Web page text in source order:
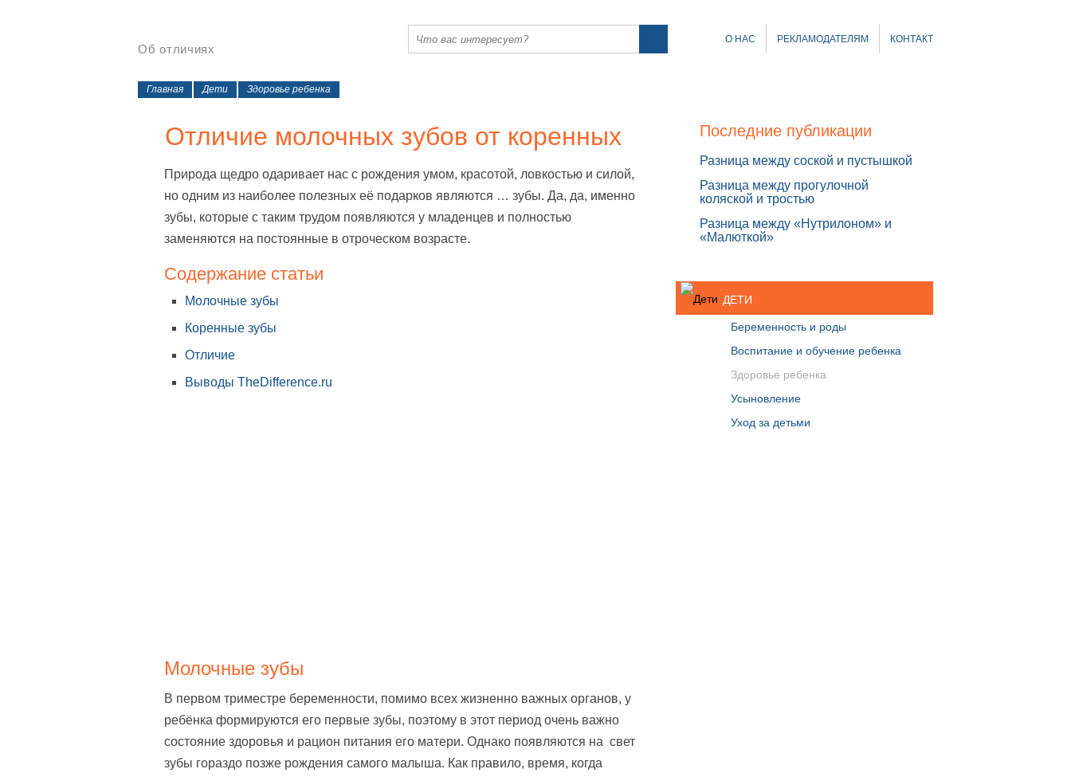
Об отличиях
О НАС РЕКЛАМОДАТЕЛЯМ КОНТАКТ
Главная Дети Здоровье ребенка
Отличие молочных зубов от коренных
Природа щедро одаривает нас с рождения умом, красотой, ловкостью и силой,
но одним из наиболее полезных её подарков являются … зубы. Да, да, именно
зубы, которые с таким трудом появляются у младенцев и полностью
заменяются на постоянные в отроческом возрасте.
Содержание статьи
Молочные зубы
Коренные зубы
Отличие
Выводы TheDifference.ru
Молочные зубы
В первом триместре беременности, помимо всех жизненно важных органов, у
ребёнка формируются его первые зубы, поэтому в этот период очень важно
состояние здоровья и рацион питания его матери. Однако появляются на свет
зубы гораздо позже рождения самого малыша. Как правило, время, когда
Последние публикации
Разница между соской и пустышкой
Разница между прогулочной
коляской и тростью
Разница между «Нутрилоном» и
«Малюткой»
ДЕТИ
Беременность и роды
Воспитание и обучение ребенка
Здоровье ребенка
Усыновление
Уход за детьми